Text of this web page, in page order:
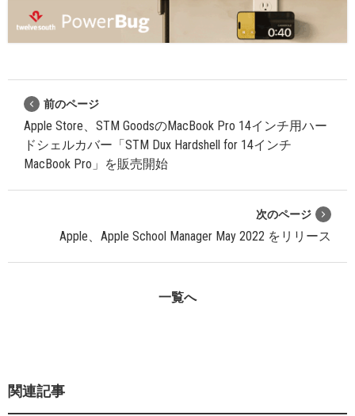
前のページ
Apple Store、STM GoodsのMacBook Pro 14インチ用ハー
ドシェルカバー「STM Dux Hardshell for 14インチ
MacBook Pro」を販売開始
次のページ
Apple、Apple School Manager May 2022 をリリース
一覧へ
関連記事